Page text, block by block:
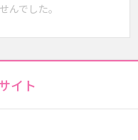
んでした。
イト